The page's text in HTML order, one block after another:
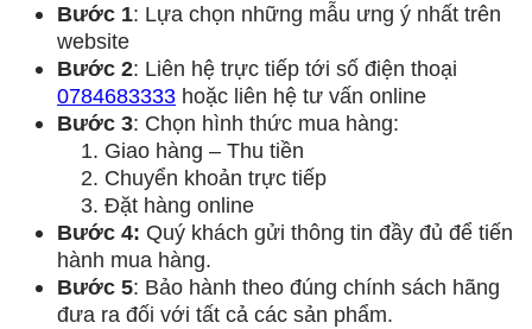
Bước 1: Lựa chọn những mẫu ưng ý nhất trên
website
Bước 2: Liên hệ trực tiếp tới số điện thoại
0784683333 hoặc liên hệ tư vấn online
Bước 3: Chọn hình thức mua hàng:
Giao hàng – Thu tiền
Chuyển khoản trực tiếp
Đặt hàng online
Bước 4: Quý khách gửi thông tin đầy đủ để tiến
hành mua hàng.
Bước 5: Bảo hành theo đúng chính sách hãng
đưa ra đối với tất cả các sản phẩm.